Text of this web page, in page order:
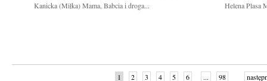
Kanicka (Miłka) Mama, Babcia i droga...
Helena Plasa
1 2 3 4 5 6 ... 98